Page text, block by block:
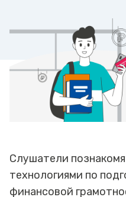
Слушатели
технологиями по
финансовой